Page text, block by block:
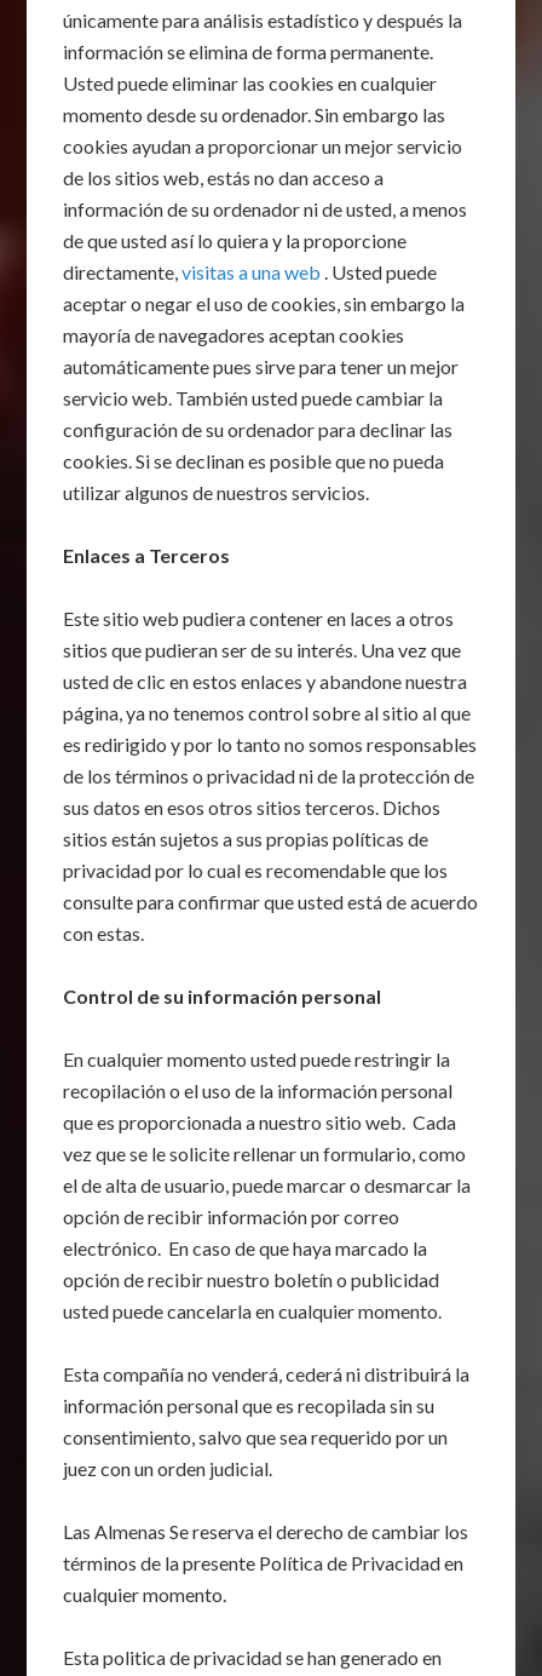
únicamente para análisis estadístico y después la
información se elimina de forma permanente.
Usted puede eliminar las cookies en cualquier
momento desde su ordenador. Sin embargo las
cookies ayudan a proporcionar un mejor servicio
de los sitios web, estás no dan acceso a
información de su ordenador ni de usted, a menos
de que usted así lo quiera y la proporcione
directamente,visitas a una web. Usted puede
aceptar o negar el uso de cookies, sin embargo la
mayoría de navegadores aceptan cookies
automáticamente pues sirve para tener un mejor
servicio web. También usted puede cambiar la
configuración de su ordenador para declinar las
cookies. Si se declinan es posible que no pueda
utilizar algunos de nuestros servicios.
Enlaces a Terceros
Este sitio web pudiera contener en laces a otros
sitios que pudieran ser de su interés. Una vez que
usted de clic en estos enlaces y abandone nuestra
página, ya no tenemos control sobre al sitio al que
es redirigido y por lo tanto no somos responsables
de los términos o privacidad ni de la protección de
sus datos en esos otros sitios terceros. Dichos
sitios están sujetos a sus propias políticas de
privacidad por lo cual es recomendable que los
consulte para confirmar que usted está de acuerdo
con estas.
Control de su información personal
En cualquier momento usted puede restringir la
recopilación o el uso de la información personal
que es proporcionada a nuestro sitio web. Cada
vez que se le solicite rellenar un formulario, como
el de alta de usuario, puede marcar o desmarcar la
opción de recibir información por correo
electrónico. En caso de que haya marcado la
opción de recibir nuestro boletín o publicidad
usted puede cancelarla en cualquier momento.
Esta compañía no venderá, cederá ni distribuirá la
información personal que es recopilada sin su
consentimiento, salvo que sea requerido por un
juez con un orden judicial.
Las Almenas Se reserva el derecho de cambiar los
términos de la presente Política de Privacidad en
cualquier momento.
Esta politica de privacidad se han generado en